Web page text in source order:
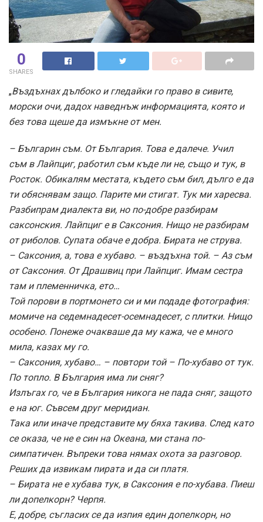
0
SHARES
„Въздъхнах дълбоко и гледайки го право в сивите,
морски очи, дадох наведнъж информацията, която и
без това щеше да измъкне от мен.
– Българин съм. От България. Това е далече. Учил
съм в Лайпциг, работил съм къде ли не, също и тук, в
Росток. Обикалям местата, където съм бил, дълго е да
ти обяснявам защо. Парите ми стигат. Тук ми харесва.
Разбипрам диалекта ви, но по-добре разбирам
саксонския. Лайпциг е в Саксония. Нищо не разбирам
от риболов. Супата обаче е добра. Бирата не струва.
– Саксония, а, това е хубаво. – въздъхна той. – Аз съм
от Саксония. От Драшвиц при Лайпциг. Имам сестра
там и племенничка, ето…
Той порови в портмонето си и ми подаде фотография:
момиче на седемнадесет-осемнадесет, с плитки. Нищо
особено. Понеже очакваше да му кажа, че е много
мила, казах му го.
– Саксония, хубаво… – повтори той – По-хубаво от тук.
По топло. В България има ли сняг?
Излъгах го, че в България никога не пада сняг, защото
е на юг. Съвсем друг меридиан.
Така или иначе представите му бяха такива. След като
се оказа, че не е син на Океана, ми стана по-
симпатичен. Въпреки това нямах охота за разговор.
Реших да извикам пирата и да си платя.
– Бирата не е хубава тук, в Саксония е по-хубава. Пиеш
ли допелкорн? Черпя.
Е, добре, съгласих се да изпия един допелкорн, но